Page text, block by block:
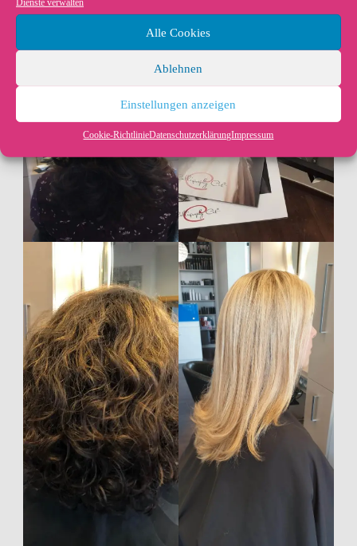
Dienste verwalten
Alle Cookies
Ablehnen
Einstellungen anzeigen
Cookie-RichtlinieDatenschutzerklärungImpressum